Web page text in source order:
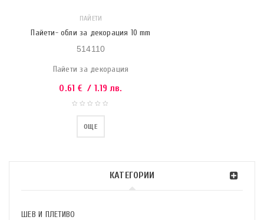
КАТЕГОРИИ
ШЕВ И ПЛЕТИВО
ПАЙЕТИ
Пайети- обли за декорация 10 mm
514110
Пайети за декорация
0.61 € / 1.19 лв.
ОЩЕ